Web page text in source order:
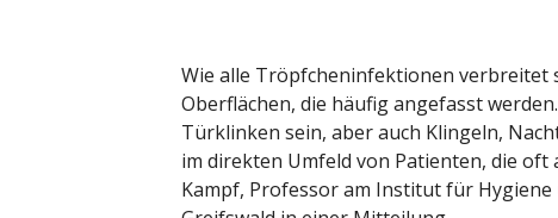
Wie alle Tröpfcheninfektionen verbreitet
Oberflächen, die häufig angefasst
Türklinken sein, aber auch Klingeln,
im direkten Umfeld von Patienten, die
Kampf, Professor am Institut für